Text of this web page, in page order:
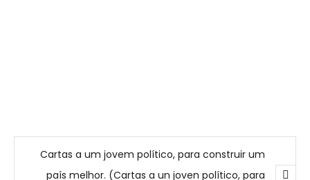
Cartas a um jovem político, para construir um
país melhor. (Cartas a un joven político, para